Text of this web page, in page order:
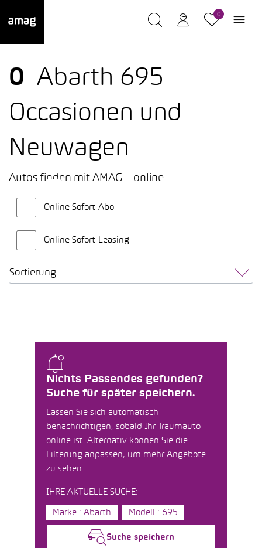
0
0 Abarth 695
Occasionen und
Neuwagen
Autos finden mit AMAG – online.
Online Sofort-Abo
Online Sofort-Leasing
Sortierung
Nichts Passendes gefunden?
Suche für später speichern.
Lassen Sie sich automatisch
benachrichtigen, sobald Ihr Traumauto
online ist. Alternativ können Sie die
Filterung anpassen, um mehr Angebote
zu sehen.
IHRE AKTUELLE SUCHE:
Marke : Abarth Modell : 695
Suche speichern